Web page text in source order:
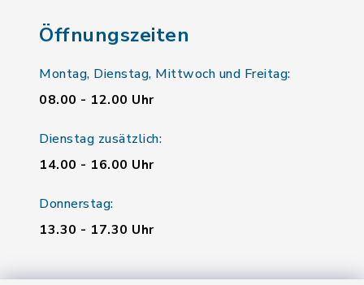
Öffnungszeiten
Montag, Dienstag, Mittwoch und Freitag:
08.00 - 12.00 Uhr
Dienstag zusätzlich:
14.00 - 16.00 Uhr
Donnerstag:
13.30 - 17.30 Uhr